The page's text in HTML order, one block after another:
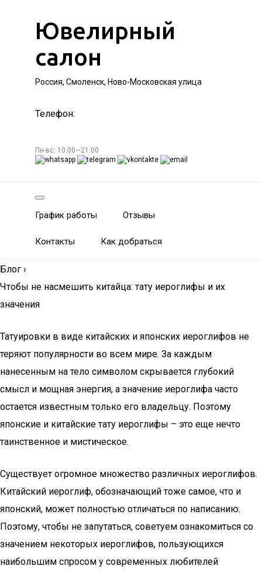
Ювелирный
салон
Россия, Смоленск, Ново-Московская улица
Телефон:
Пн-вс: 10:00—21:00
График работы Отзывы
Контакты Как добраться
Блог ›
Чтобы не насмешить китайца: тату иероглифы и их
значения
Татуировки в виде китайских и японских иероглифов не
теряют популярности во всем мире. За каждым
нанесенным на тело символом скрывается глубокий
смысл и мощная энергия, а значение иероглифа часто
остается известным только его владельцу. Поэтому
японские и китайские тату иероглифы – это еще нечто
таинственное и мистическое.
Существует огромное множество различных иероглифов.
Китайский иероглиф, обозначающий тоже самое, что и
японский, может полностью отличаться по написанию.
Поэтому, чтобы не запутаться, советуем ознакомиться со
значением некоторых иероглифов, пользующихся
наибольшим спросом у современных любителей